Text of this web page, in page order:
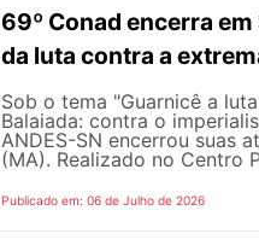
69º Conad encerra
da luta contra a
Sob o tema "Guarnicê a
Balaiada: contra o
ANDES-SN encerrou suas
(MA). Realizado no Centro
Publicado em: 06 de Julho de 2026